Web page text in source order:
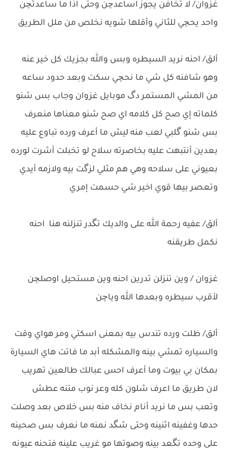
غزوان/ لا تخافن يجوز اساعدچن وحتى اذا ما ساعدتچن
واحد يحچي للثاني وأقلها شويه نخلص من ملل الطريق
ألق/ احنه نريد السيطره وبس والله بجزيك كل خير عنه
وهو شافنه كل شي ما نحچي سكت وبعد حدود ساعه
من المشي المستمر دگ موبايل غزوان وجاب بس شنو
كلماته إي صح كل كلامه اي صح شنو معناها منعرف
بس شنو گلبي لعب منه ليش ما أعرف ورده تباوع عليه
بعدين أنتبهت عليه بخاصرته سلاح لو تخبلت أشرت لورده
بعيوني على سلاحه وهي هم مثلي لزگت بيه ولازمه أيدي
وتعصر بيها قوي اخير شي حسمت إمري
ألق/ عفيه رحمة الله على والديك تگدر تنزلنه هنا احنه
نكمل طريقنه
غزوان / وين تنزلن تدرين احنه وين مستحيل اوصلچن
لأقرب سيطره وبعدها الله وياچن
ألق/ ظلت ورده تندس بيه بمعنى اسكتي ومر هواي وقت
والسياره تمشي بينه والمشكله أبد ما فاتت هاي السيارة
بمكان بي بيوت وما أعرف احس عبالك طالعين تهريب
لان طريق ما اعرف شلون كله وعر نوب متنه عطش
وتعب بس ما نريد أنام نخاف منه بس خلاص بعد وصلت
حدها وغفينه اثنينه وحتى شگد نمنه ما نعرف بس صحينه
على وحده تگعد بينه وصوتها مو غريب علينه فتحنه عيونه